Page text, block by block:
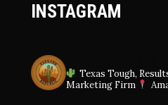
INSTAGRAM
Texas Tough,
Marketing Firm